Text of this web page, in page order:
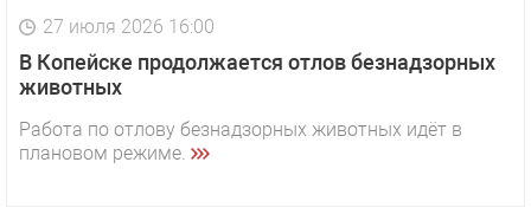
27 июля 2026 16:00
В Копейске продолжается отлов безнадзорных
животных
Работа по отлову безнадзорных животных идёт в
плановом режиме.